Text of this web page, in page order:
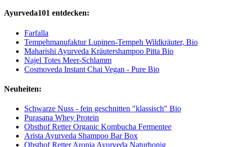
Ayurveda101 entdecken:
Farfalla
Tempehmanufaktur Lupinen-Tempeh Wildkräuter, Bio
Maharishi Ayurveda Kräutershampoo Pitta Bio
Najel Totes Meer-Schlamm
Cosmoveda Instant Chai Vegan - Pure Bio
Neuheiten:
Schwarze Nuss - fein geschnitten "klassisch" Bio
Purasana Whey Protein
Obsthof Retter Organic Kombucha Fermentee
Arista Ayurveda Shampoo Bar Box
Obsthof Retter Aronia Ayurveda Naturhonig